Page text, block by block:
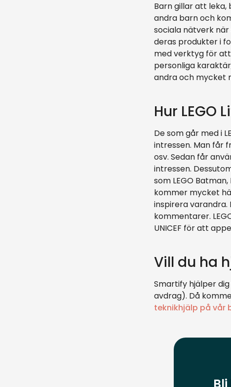
Barn gillar att leka,
andra barn och
sociala nätverk
deras produkter i
med verktyg för
personliga
andra och mycket
Hur LEGO
De som går med i
intressen. Man får
osv. Sedan får
intressen.
som LEGO
kommer mycket
inspirera varandra.
kommentarer.
UNICEF för att
Vill du ha
Smartify hjälper
avdrag). Då
teknikhjälp på vår